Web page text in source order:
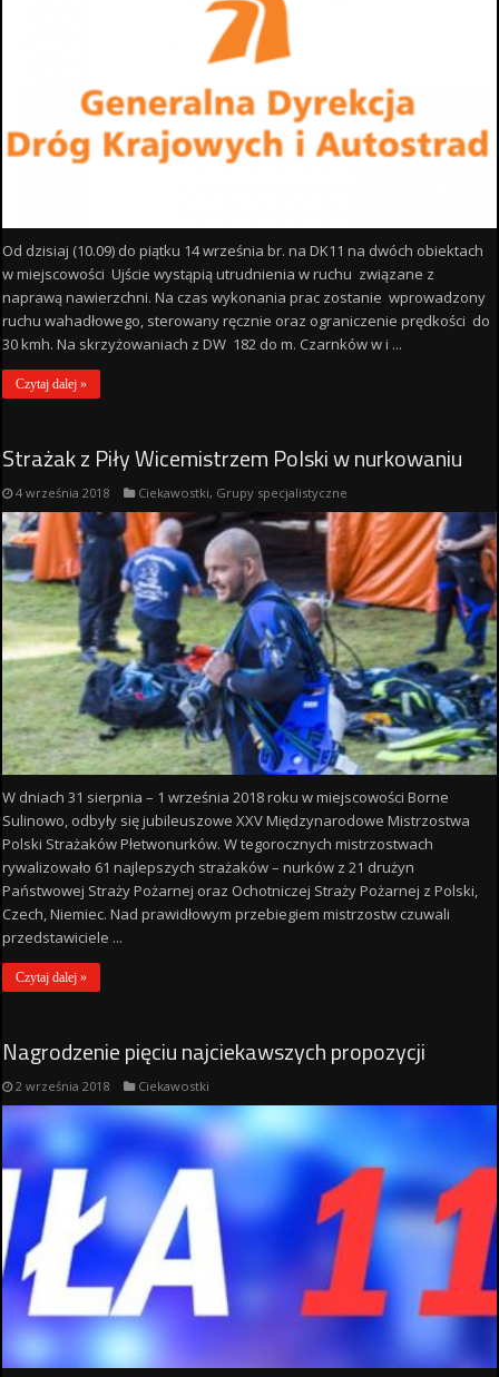
Od dzisiaj (10.09) do piątku 14 września br. na DK11 na dwóch obiektach
w miejscowości Ujście wystąpią utrudnienia w ruchu związane z
naprawą nawierzchni. Na czas wykonania prac zostanie wprowadzony
ruchu wahadłowego, sterowany ręcznie oraz ograniczenie prędkości do
30 kmh. Na skrzyżowaniach z DW 182 do m. Czarnków w i ...
Czytaj dalej »
Strażak z Piły Wicemistrzem Polski w nurkowaniu
4 września 2018 Ciekawostki, Grupy specjalistyczne
W dniach 31 sierpnia – 1 września 2018 roku w miejscowości Borne
Sulinowo, odbyły się jubileuszowe XXV Międzynarodowe Mistrzostwa
Polski Strażaków Płetwonurków. W tegorocznych mistrzostwach
rywalizowało 61 najlepszych strażaków – nurków z 21 drużyn
Państwowej Straży Pożarnej oraz Ochotniczej Straży Pożarnej z Polski,
Czech, Niemiec. Nad prawidłowym przebiegiem mistrzostw czuwali
przedstawiciele ...
Czytaj dalej »
Nagrodzenie pięciu najciekawszych propozycji
2 września 2018 Ciekawostki